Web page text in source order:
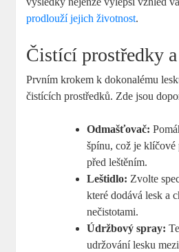
prodlouží jejich životnost.
Čistící prostředky
Prvním krokem k dokonalému
čistících prostředků. Zde jsou
Odmašťovač:
špínu, což je
před leštěním.
Leštidlo: Zvolte
které dodává lesk a
nečistotami.
Údržbový spray:
udržování lesku